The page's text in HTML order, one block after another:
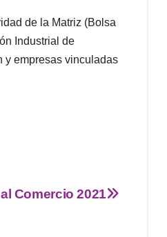
de la Matriz (Bolsa
Industrial de
y empresas vinculadas
Comercio 2021